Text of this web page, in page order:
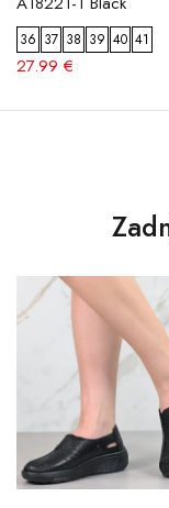
36 37 38 39 40 41
27.99 €